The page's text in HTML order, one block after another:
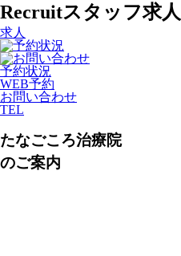
Recruitスタッフ求人
求人
予約状況
WEB予約
お問い合わせ
TEL
たなごころ治療院
のご案内